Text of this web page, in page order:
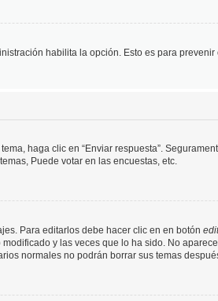
habilita la opción. Esto es para
haga clic en “Enviar respuesta”.
Puede votar en las encuestas, etc.
Para editarlos debe hacer clic en en botón
y las veces que lo ha sido. No
normales no podrán borrar sus temas